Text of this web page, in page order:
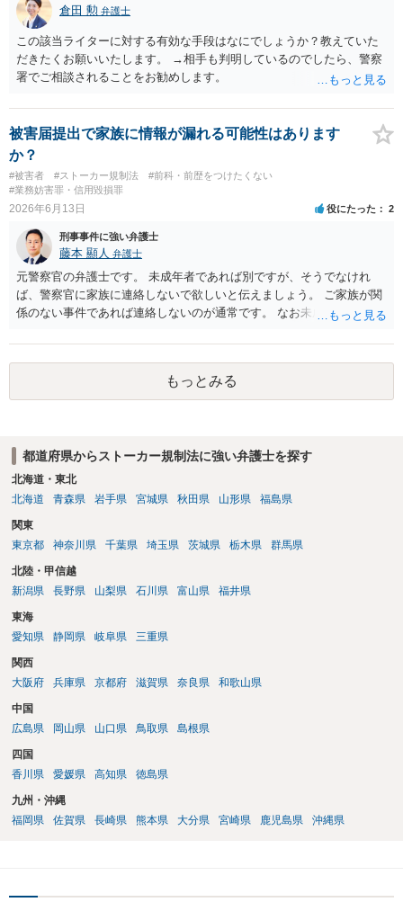
倉田 勲 弁護士
この該当ライターに対する有効な手段はなにでしょうか？教えていた
だきたくお願いいたします。 →相手も判明しているのでしたら、警察
署でご相談されることをお勧めします。
被害届提出で家族に情報が漏れる可能性はあります
か？
#被害者 #ストーカー規制法
#前科・前歴をつけたくない
#業務妨害罪・信用毀損罪
2026年6月13日 役にたった 2
刑事事件に強い弁護士
藤本 顯人 弁護士
元警察官の弁護士です。 未成年者であれば別ですが、そうでなけれ
ば、警察官に家族に連絡しないで欲しいと伝えましょう。 ご家族が関
係のない事件であれば連絡しないのが通常です。 なお未成年者の場合
もっとみる
都道府県からストーカー規制法に強い弁護士を探す
北海道・東北
北海道
青森県 岩手県 宮城県 秋田県 山形県 福島県
関東
東京都
神奈川県 千葉県 埼玉県 茨城県 栃木県 群馬県
北陸・甲信越
新潟県
長野県 山梨県 石川県 富山県 福井県
東海
愛知県
静岡県 岐阜県 三重県
関西
大阪府
兵庫県 京都府 滋賀県 奈良県 和歌山県
中国
広島県
岡山県 山口県 鳥取県 島根県
四国
香川県
愛媛県 高知県 徳島県
九州・沖縄
福岡県
佐賀県 長崎県 熊本県 大分県 宮崎県 鹿児島県 沖縄県